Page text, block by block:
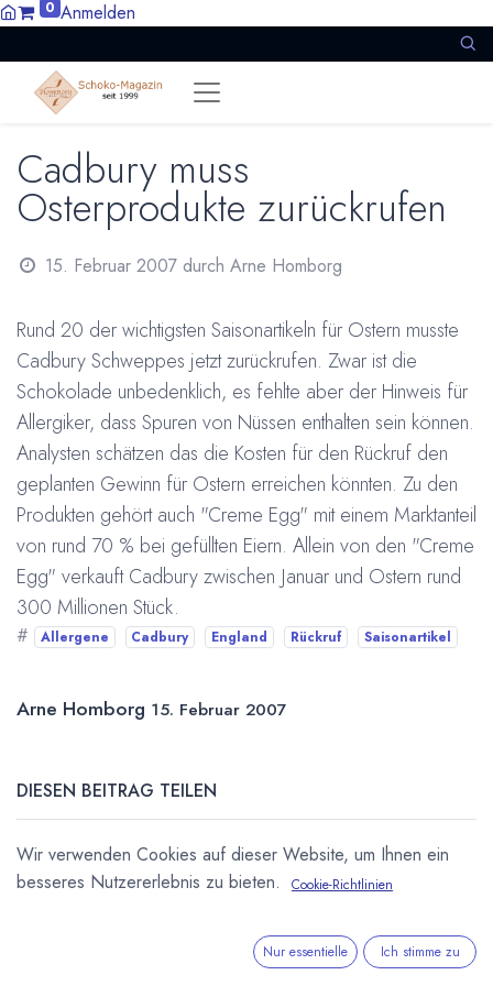
0 Anmelden
Cadbury muss
Osterprodukte zurückrufen
15. Februar 2007 durch Arne Homborg
Rund 20 der wichtigsten Saisonartikeln für Ostern musste
Cadbury Schweppes jetzt zurückrufen. Zwar ist die
Schokolade unbedenklich, es fehlte aber der Hinweis für
Allergiker, dass Spuren von Nüssen enthalten sein können.
Analysten schätzen das die Kosten für den Rückruf den
geplanten Gewinn für Ostern erreichen könnten. Zu den
Produkten gehört auch "Creme Egg" mit einem Marktanteil
von rund 70 % bei gefüllten Eiern. Allein von den "Creme
Egg" verkauft Cadbury zwischen Januar und Ostern rund
300 Millionen Stück.
# Allergene Cadbury England Rückruf Saisonartikel
Arne Homborg 15. Februar 2007
DIESEN BEITRAG TEILEN
Wir verwenden Cookies auf dieser Website, um Ihnen ein
besseres Nutzererlebnis zu bieten.
Cookie-Richtlinien
Nur essentielle Ich stimme zu